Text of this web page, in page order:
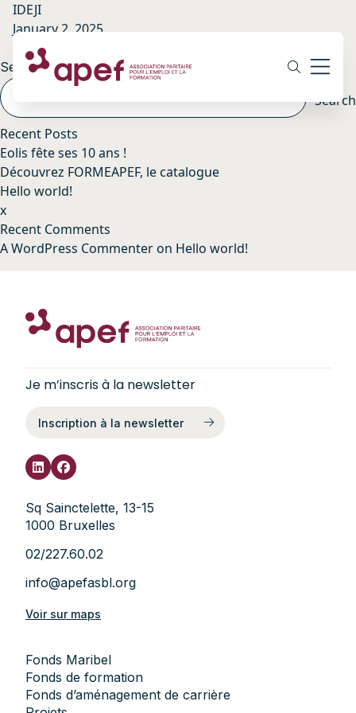
IDEJI
January 2, 2025
Byprivate
Search
Search
Recent Posts
Eolis fête ses 10 ans !
Découvrez FORMEAPEF, le catalogue
Hello world!
x
Recent Comments
A WordPress Commenteron Hello world!
Je m’inscris à la newsletter
Inscription à la newsletter
Sq Sainctelette, 13-15
1000 Bruxelles
02/227.60.02
info@apefasbl.org
Voir sur maps
Fonds Maribel
Fonds de formation
Fonds d’aménagement de carrière